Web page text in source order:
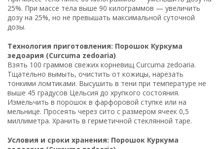
25%. При массе тела выше 90 килограммов — увеличить
дозу на 25%, но не превышать максимальной суточной
дозы.
Технология приготовления: Порошок Куркума
зедоария (Curcuma zedoaria)
Взять 100 граммов свежих корневищ Curcuma zedoaria.
Тщательно вымыть, очистить от кожицы, нарезать
тонкими ломтиками. Высушить в тени при температуре не
выше 45 градусов Цельсия до хрупкого состояния.
Измельчить в порошок в фарфоровой ступке или на
мельнице. Просеять через сито с размером ячеек 0,5
миллиметра. Хранить в герметичной стеклянной таре.
Условия и сроки хранения: Порошок Куркума